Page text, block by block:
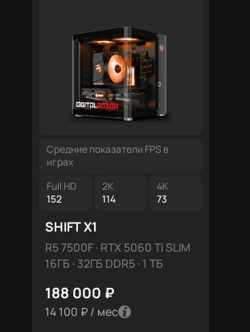
Средние показатели FPS в
играх
Full HD
152
2K
114
4K
73
SHIFT X1
R5 7500F · RTX 5060 Ti SLIM
16ГБ · 32ГБ DDR5 · 1 ТБ
188 000 ₽
14 100 ₽ / мес